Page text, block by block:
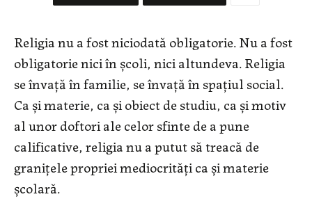
Religia nu a fost niciodată obligatorie. Nu a fost
obligatorie nici în școli, nici altundeva. Religia
se învață în familie, se învață în spațiul social.
Ca și materie, ca și obiect de studiu, ca și motiv
al unor doftori ale celor sfinte de a pune
calificative, religia nu a putut să treacă de
granițele propriei mediocrități ca și materie
școlară.